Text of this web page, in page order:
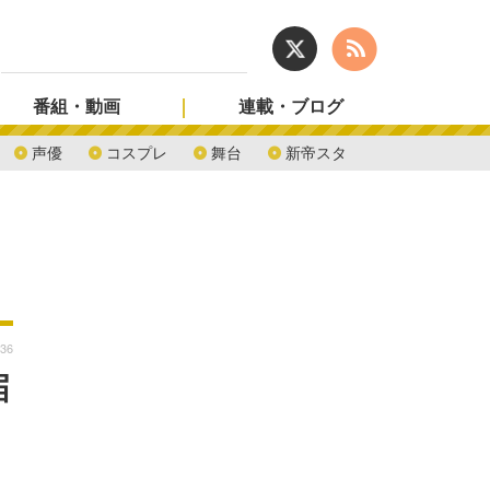
声優 コスプレ 舞台 新帝スタ
番組・動画 連載・ブログ